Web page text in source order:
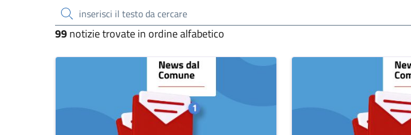
inserisci il testo da cercare
99notizie trovate in ordine alfabetico